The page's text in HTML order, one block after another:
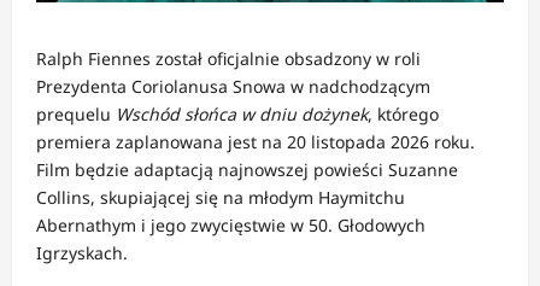
Ralph Fiennes został oficjalnie obsadzony w roli
Prezydenta Coriolanusa Snowa w nadchodzącym
prequelu Wschód słońca w dniu dożynek, którego
premiera zaplanowana jest na 20 listopada 2026 roku.
Film będzie adaptacją najnowszej powieści Suzanne
Collins, skupiającej się na młodym Haymitchu
Abernathym i jego zwycięstwie w 50. Głodowych
Igrzyskach.